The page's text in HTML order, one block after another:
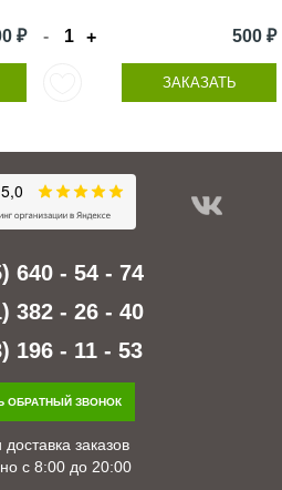
₽ - + 500 ₽
ЗАКАЗАТЬ
640 - 54 - 74
382 - 26 - 40
196 - 11 - 53
ОБРАТНЫЙ ЗВОНОК
заказов
с 8:00 до 20:00